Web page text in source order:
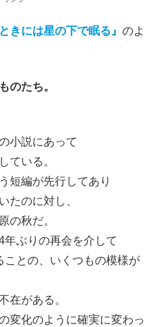
きには星の下で眠る』 のよ
のたち。
小説にあって
ている。
短編が先行してあり
たのに対し、
の秋だ。
ぶりの再会を介して
ことの、いくつもの模様が
在がある。
変化のように確実に変わっ